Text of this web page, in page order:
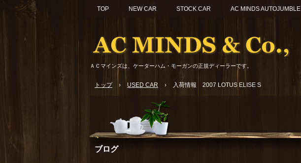
ＡＣマインズは、ケーターハム・モーガンの正規ディーラーです。
TOP NEW CAR STOCK CAR AC MINDS AUTOJUMBLE
トップ › USED CAR › 入荷情報 2007 LOTUS ELISE S
ブログ